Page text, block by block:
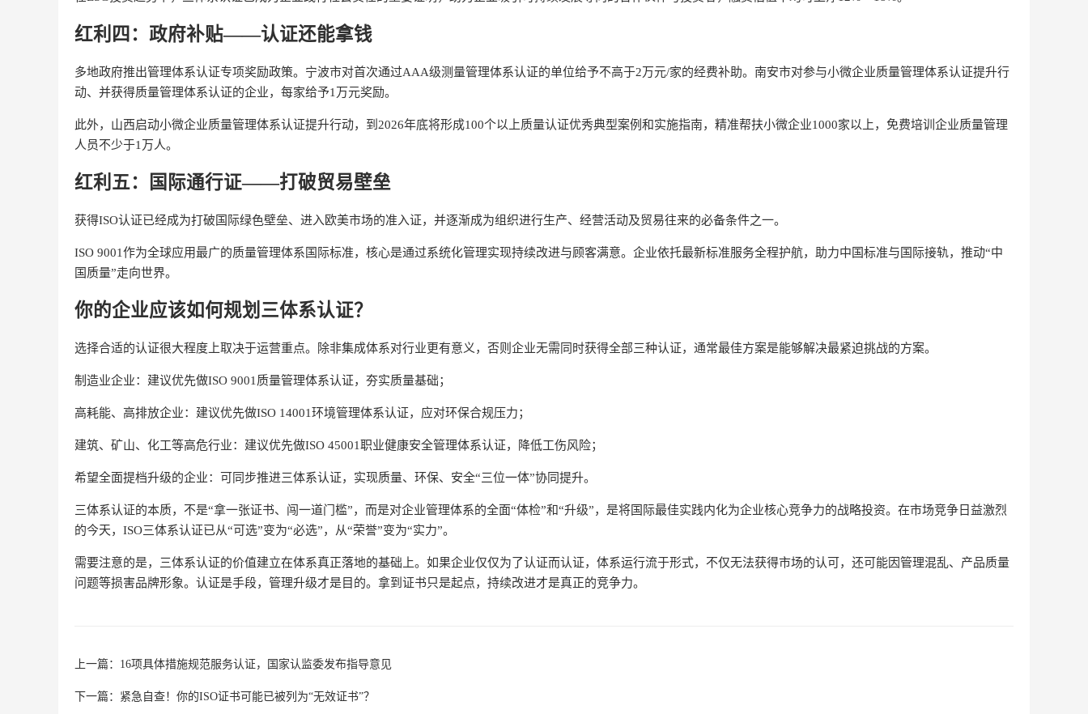
红利四：政府补贴——认证还能拿钱
多地政府推出管理体系认证专项奖励政策。宁波市对首次通过AAA级测量管理体系认证的单位给予不高于2万元/家的经费补助。南安市对参与小微企业质量管理体系认证提升行
动、并获得质量管理体系认证的企业，每家给予1万元奖励。
此外，山西启动小微企业质量管理体系认证提升行动，到2026年底将形成100个以上质量认证优秀典型案例和实施指南，精准帮扶小微企业1000家以上，免费培训企业质量管理
人员不少于1万人。
红利五：国际通行证——打破贸易壁垒
获得ISO认证已经成为打破国际绿色壁垒、进入欧美市场的准入证，并逐渐成为组织进行生产、经营活动及贸易往来的必备条件之一。
ISO 9001作为全球应用最广的质量管理体系国际标准，核心是通过系统化管理实现持续改进与顾客满意。企业依托最新标准服务全程护航，助力中国标准与国际接轨，推动“中
国质量”走向世界。
你的企业应该如何规划三体系认证？
选择合适的认证很大程度上取决于运营重点。除非集成体系对行业更有意义，否则企业无需同时获得全部三种认证，通常最佳方案是能够解决最紧迫挑战的方案。
制造业企业：建议优先做ISO 9001质量管理体系认证，夯实质量基础；
高耗能、高排放企业：建议优先做ISO 14001环境管理体系认证，应对环保合规压力；
建筑、矿山、化工等高危行业：建议优先做ISO 45001职业健康安全管理体系认证，降低工伤风险；
希望全面提档升级的企业：可同步推进三体系认证，实现质量、环保、安全“三位一体”协同提升。
三体系认证的本质，不是“拿一张证书、闯一道门槛”，而是对企业管理体系的全面“体检”和“升级”，是将国际最佳实践内化为企业核心竞争力的战略投资。在市场竞争日益激烈
的今天，ISO三体系认证已从“可选”变为“必选”，从“荣誉”变为“实力”。
需要注意的是，三体系认证的价值建立在体系真正落地的基础上。如果企业仅仅为了认证而认证，体系运行流于形式，不仅无法获得市场的认可，还可能因管理混乱、产品质量
问题等损害品牌形象。认证是手段，管理升级才是目的。拿到证书只是起点，持续改进才是真正的竞争力。
上一篇： 16项具体措施规范服务认证，国家认监委发布指导意见
下一篇： 紧急自查！你的ISO证书可能已被列为“无效证书”？